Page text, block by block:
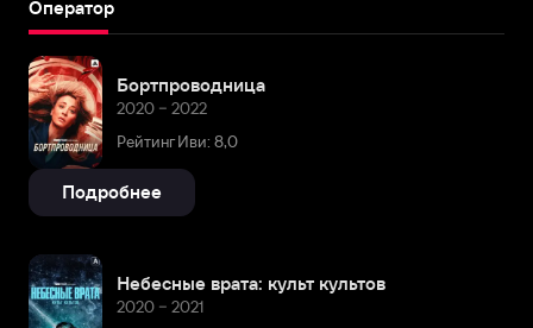
Оператор
Бортпроводница
2020 – 2022
Рейтинг Иви: 8,0
Подробнее
Небесные врата: культ культов
2020 – 2021